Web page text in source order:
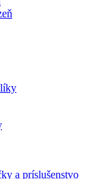
a príslušenstvo